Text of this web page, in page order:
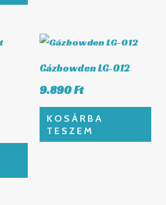
Gázbowden LG-012
9.890Ft
KOSÁRBA
TESZEM